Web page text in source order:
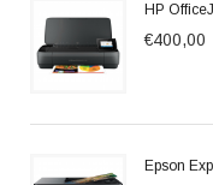
HP
€400,00
Epson